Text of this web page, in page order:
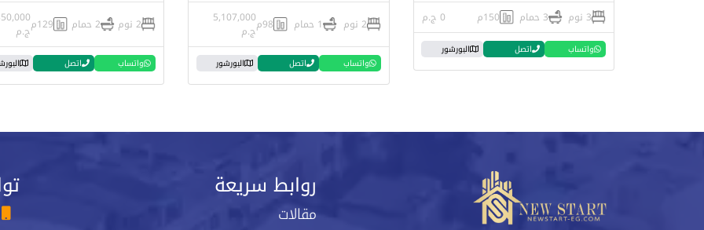
3 نوم 3 حمام 150م 0 ج.م
واتساب اتصل البورشور
2 نوم 1 حمام 98م 5,107,000
ج.م
واتساب اتصل البورشور
2 نوم 2 حمام 129م ج.م
واتساب اتصل
روابط سريعة
مقالات